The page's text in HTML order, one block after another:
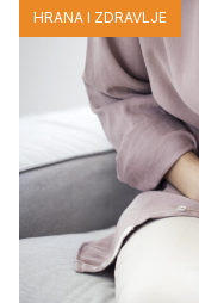
HRANA I ZDRAVLJE